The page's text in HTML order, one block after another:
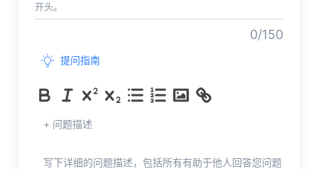
开头。
0/150
提问指南
+ 问题描述
写下详细的问题描述，包括所有有助于他人回答您问题